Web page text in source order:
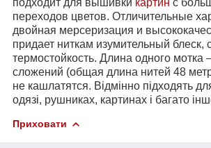
переходов цветов. Отличительные
двойная мерсеризация и
придает ниткам изумительный блеск,
термостойкость. Длина одного
сложений (общая длина нитей 48
не кашлатятся. Відмінно підходять
одязі, рушниках, картинах і багато
Приховати